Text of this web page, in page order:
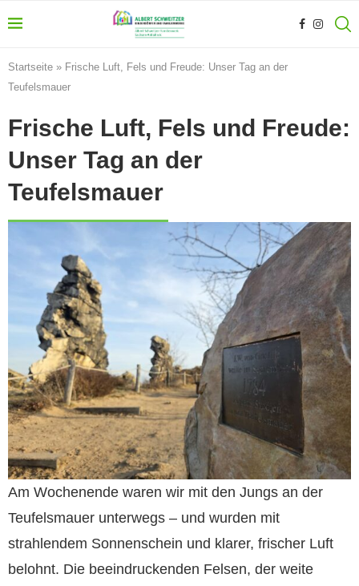
Startseite » Frische Luft, Fels und Freude: Unser Tag an der
Teufelsmauer
Frische Luft, Fels und Freude:
Unser Tag an der
Teufelsmauer
Am Wochenende waren wir mit den Jungs an der
Teufelsmauer unterwegs – und wurden mit
strahlendem Sonnenschein und klarer, frischer Luft
belohnt. Die beeindruckenden Felsen, der weite